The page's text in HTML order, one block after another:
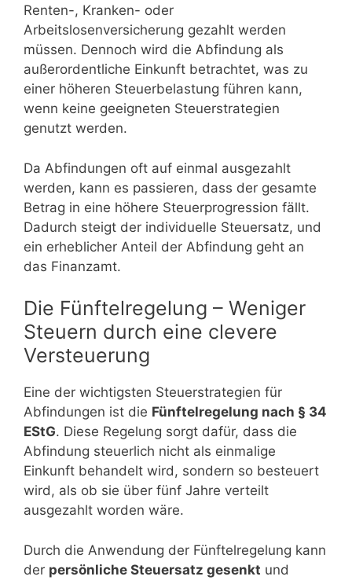
Renten-, Kranken- oder
Arbeitslosenversicherung gezahlt werden
müssen. Dennoch wird die Abfindung als
außerordentliche Einkunft betrachtet, was zu
einer höheren Steuerbelastung führen kann,
wenn keine geeigneten Steuerstrategien
genutzt werden.
Da Abfindungen oft auf einmal ausgezahlt
werden, kann es passieren, dass der gesamte
Betrag in eine höhere Steuerprogression fällt.
Dadurch steigt der individuelle Steuersatz, und
ein erheblicher Anteil der Abfindung geht an
das Finanzamt.
Die Fünftelregelung – Weniger
Steuern durch eine clevere
Versteuerung
Eine der wichtigsten Steuerstrategien für
Abfindungen ist die Fünftelregelung nach § 34
EStG. Diese Regelung sorgt dafür, dass die
Abfindung steuerlich nicht als einmalige
Einkunft behandelt wird, sondern so besteuert
wird, als ob sie über fünf Jahre verteilt
ausgezahlt worden wäre.
Durch die Anwendung der Fünftelregelung kann
der persönliche Steuersatz gesenkt und